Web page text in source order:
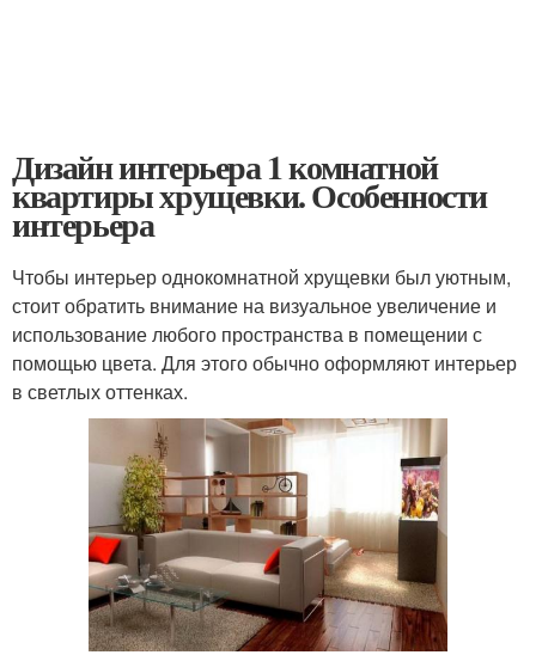
Дизайн интерьера 1 комнатной
квартиры хрущевки. Особенности
интерьера
Чтобы интерьер однокомнатной хрущевки был уютным,
стоит обратить внимание на визуальное увеличение и
использование любого пространства в помещении с
помощью цвета. Для этого обычно оформляют интерьер
в светлых оттенках.